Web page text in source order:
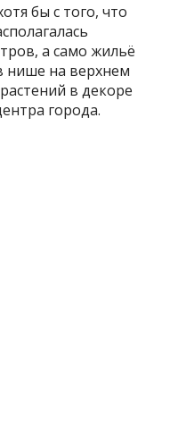
бы с того, что
а само жильё
нише на верхнем
в декоре
города.